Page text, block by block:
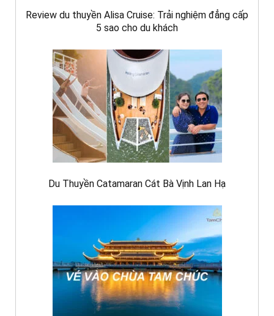
Review du thuyền Alisa Cruise: Trải nghiệm đẳng cấp
5 sao cho du khách
Du Thuyền Catamaran Cát Bà Vịnh Lan Hạ